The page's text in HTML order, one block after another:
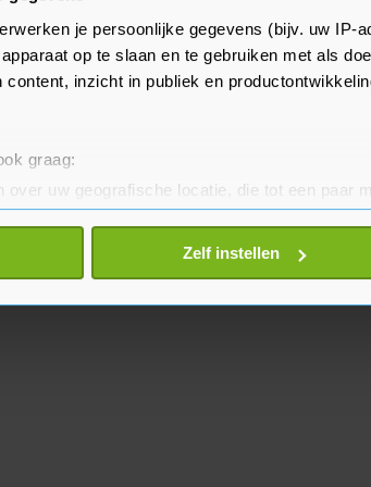
je persoonlijke gegevens (bijv. uw IP-
op te slaan en te gebruiken met als
content, inzicht in publiek en
graag:
over uw geografische locatie, die tot een paar
door het actief te scannen op specifieke
gegevens worden verwerkt en stel uw
of intrekken in de Cookieverklaring.
Zelf instellen
doen zonder de aan zijn knie
De middenvelder meldde
twee interlands van Oranje.